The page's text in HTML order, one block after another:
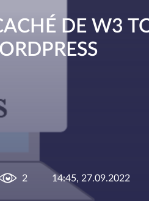
DE W3
2 14:45, 27.09.2022